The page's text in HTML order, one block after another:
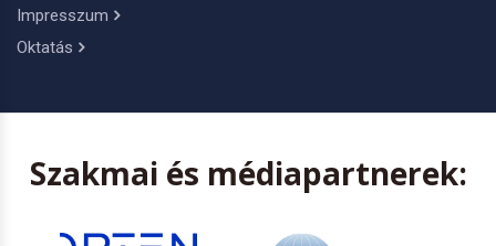
Impresszum
Oktatás
Szakmai és médiapartnerek: